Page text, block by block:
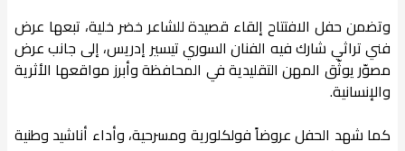
وتضمن حفل الافتتاح إلقاء قصيدة للشاعر خضر خلية، تبعها عرض
فني تراثي شارك فيه الفنان السوري تيسير إدريس، إلى جانب عرض
مصوّر يوثّق المهن التقليدية في المحافظة وأبرز مواقعها الأثرية
والإنسانية.
كما شهد الحفل عروضاً فولكلورية ومسرحية، وأداء أناشيد وطنية